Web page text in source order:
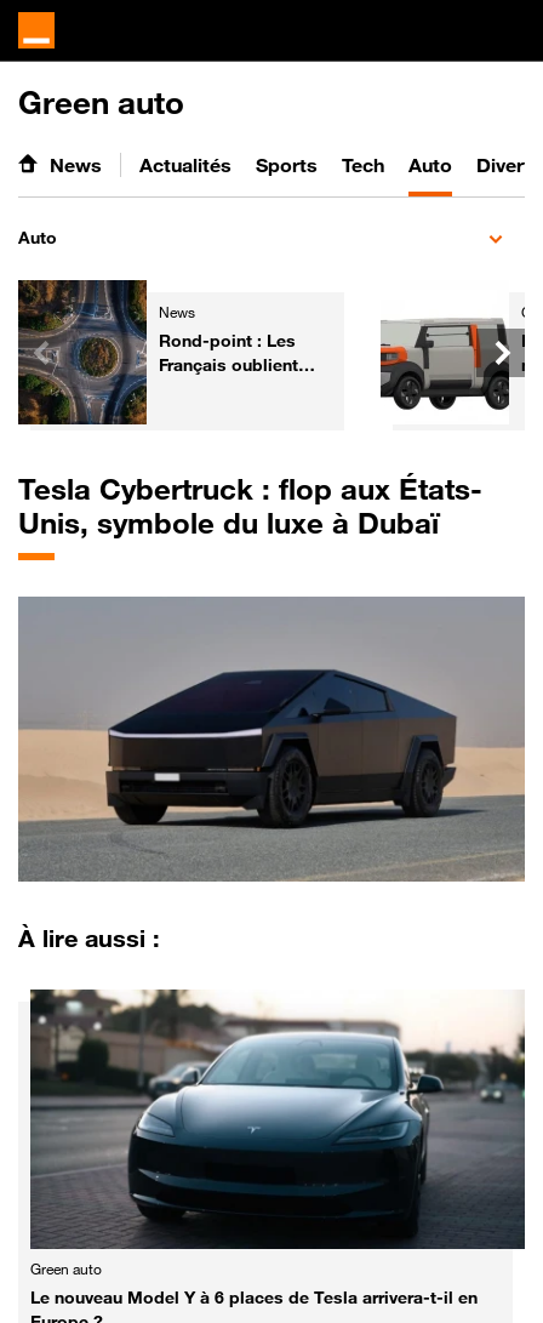
Green auto
News Actualités Sports Tech Auto
Auto
News
Rond-point : Les
Français oublient
Tesla Cybertruck : flop aux États-
Unis, symbole du luxe à Dubaï
À lire aussi :
Green auto
Le nouveau Model Y à 6 places de Tesla arrivera-t-il en